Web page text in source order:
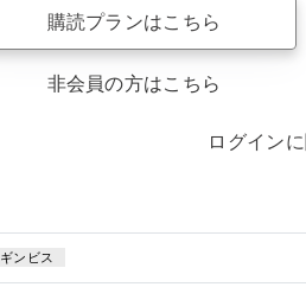
購読プランはこちら
非会員の方はこちら
ログイン
ギンビス